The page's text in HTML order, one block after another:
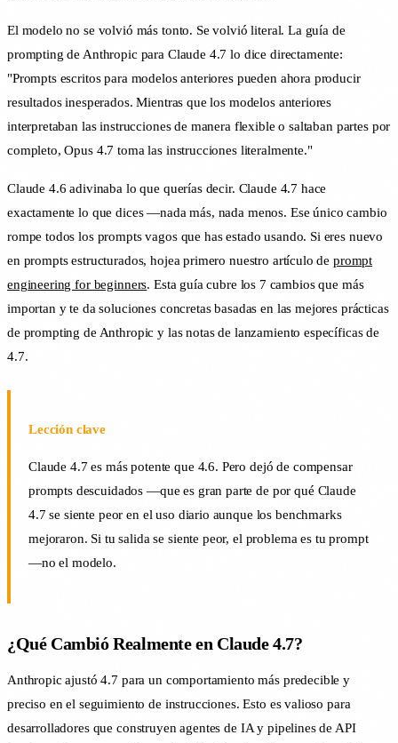
El modelo no se volvió más tonto. Se volvió literal. La guía de
prompting de Anthropic para Claude 4.7 lo dice directamente:
"Prompts escritos para modelos anteriores pueden ahora producir
resultados inesperados. Mientras que los modelos anteriores
interpretaban las instrucciones de manera flexible o saltaban partes por
completo, Opus 4.7 toma las instrucciones literalmente."
Claude 4.6 adivinaba lo que querías decir. Claude 4.7 hace
exactamente lo que dices —nada más, nada menos. Ese único cambio
rompe todos los prompts vagos que has estado usando. Si eres nuevo
en prompts estructurados, hojea primero nuestro artículo deprompt
engineering for beginners. Esta guía cubre los 7 cambios que más
importan y te da soluciones concretas basadas en las mejores prácticas
de prompting de Anthropic y las notas de lanzamiento específicas de
4.7.
Lección clave
Claude 4.7 es más potente que 4.6. Pero dejó de compensar
prompts descuidados —que es gran parte de por qué Claude
4.7 se siente peor en el uso diario aunque los benchmarks
mejoraron. Si tu salida se siente peor, el problema es tu prompt
—no el modelo.
¿Qué Cambió Realmente en Claude 4.7?
Anthropic ajustó 4.7 para un comportamiento más predecible y
preciso en el seguimiento de instrucciones. Esto es valioso para
desarrolladores que construyen agentes de IA y pipelines de API